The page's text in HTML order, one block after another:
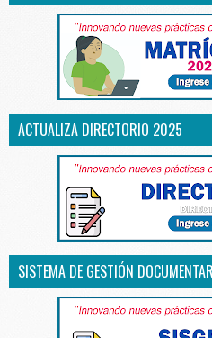
ACTUALIZA DIRECTORIO 2025
SISTEMA DE GESTIÓN